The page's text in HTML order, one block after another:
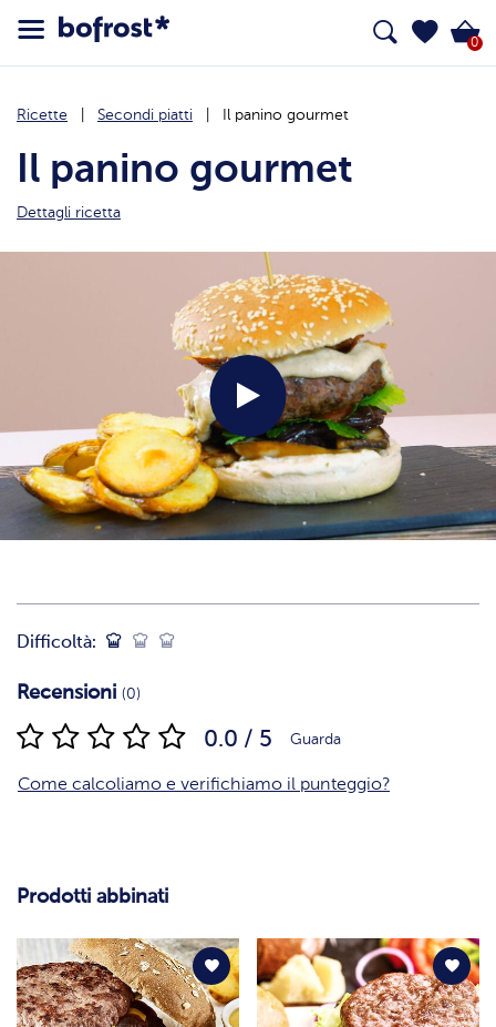
0
Ricette Secondi piatti Il panino gourmet
Il panino gourmet
Dettagli ricetta
Difficoltà:
Recensioni (0)
0.0 / 5 Guarda
Come calcoliamo e verifichiamo il punteggio?
Prodotti abbinati